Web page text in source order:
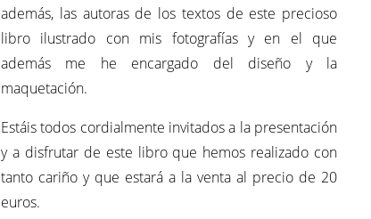
además, las autoras de los textos de este precioso
libro ilustrado con mis fotografías y en el que
además me he encargado del diseño y la
maquetación.
Estáis todos cordialmente invitados a la presentación
y a disfrutar de este libro que hemos realizado con
tanto cariño y que estará a la venta al precio de 20
euros.